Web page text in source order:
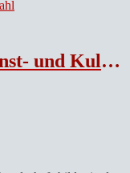
Münster Eine Auswahl